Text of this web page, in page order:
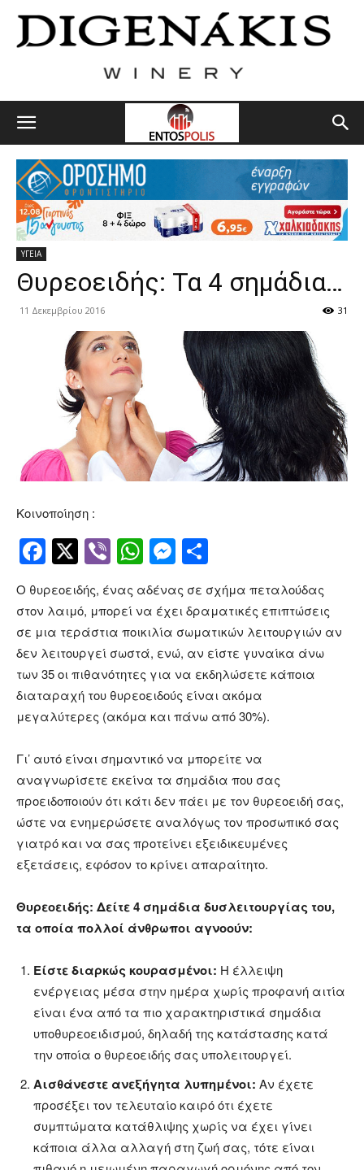
ΥΓΕΙΑ
Θυρεοειδής: Τα 4 σημάδια…
11 Δεκεμβρίου 2016 31
Κοινοποίηση :
Facebook
Twitter
ViberWhatsApp
Messenger
Ο θυρεοειδής, ένας αδένας σε σχήμα πεταλούδας
στον λαιμό, μπορεί να έχει δραματικές επιπτώσεις
σε μια τεράστια ποικιλία σωματικών λειτουργιών αν
δεν λειτουργεί σωστά, ενώ, αν είστε γυναίκα άνω
των 35 οι πιθανότητες για να εκδηλώσετε κάποια
διαταραχή του θυρεοειδούς είναι ακόμα
μεγαλύτερες (ακόμα και πάνω από 30%).
Γι’ αυτό είναι σημαντικό να μπορείτε να
αναγνωρίσετε εκείνα τα σημάδια που σας
προειδοποιούν ότι κάτι δεν πάει με τον θυρεοειδή σας,
ώστε να ενημερώσετε αναλόγως τον προσωπικό σας
γιατρό και να σας προτείνει εξειδικευμένες
εξετάσεις, εφόσον το κρίνει απαραίτητο.
Θυρεοειδής: Δείτε 4 σημάδια δυσλειτουργίας του,
τα οποία πολλοί άνθρωποι αγνοούν:
Είστε διαρκώς κουρασμένοι: Η έλλειψη
ενέργειας μέσα στην ημέρα χωρίς προφανή αιτία
είναι ένα από τα πιο χαρακτηριστικά σημάδια
υποθυρεοειδισμού, δηλαδή της κατάστασης κατά
την οποία ο θυρεοειδής σας υπολειτουργεί.
Αισθάνεστε ανεξήγητα λυπημένοι: Αν έχετε
προσέξει τον τελευταίο καιρό ότι έχετε
συμπτώματα κατάθλιψης χωρίς να έχει γίνει
κάποια άλλα αλλαγή στη ζωή σας, τότε είναι